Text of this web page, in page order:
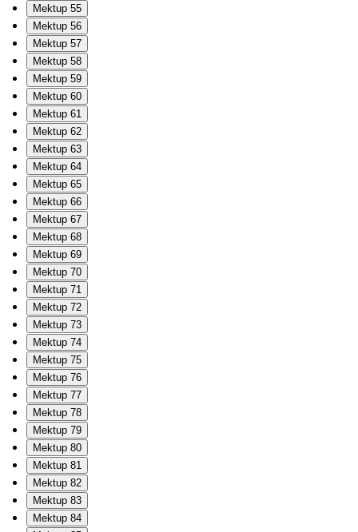
Mektup 55
Mektup 56
Mektup 57
Mektup 58
Mektup 59
Mektup 60
Mektup 61
Mektup 62
Mektup 63
Mektup 64
Mektup 65
Mektup 66
Mektup 67
Mektup 68
Mektup 69
Mektup 70
Mektup 71
Mektup 72
Mektup 73
Mektup 74
Mektup 75
Mektup 76
Mektup 77
Mektup 78
Mektup 79
Mektup 80
Mektup 81
Mektup 82
Mektup 83
Mektup 84